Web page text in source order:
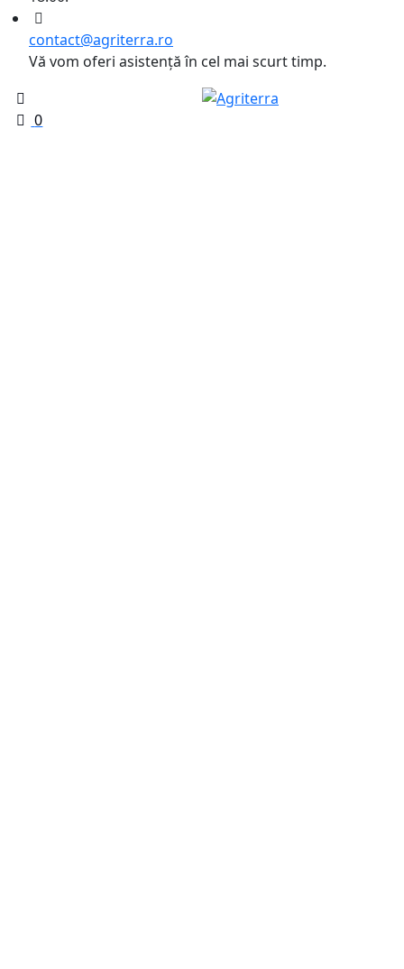
contact@agriterra.ro
Vă vom oferi asistență în cel mai scurt timp.
0